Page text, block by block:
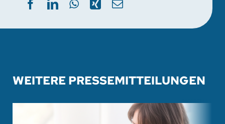
WEITERE PRESSEMITTEILUNGEN